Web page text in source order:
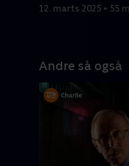
12. marts 2025 • 55
Andre så også